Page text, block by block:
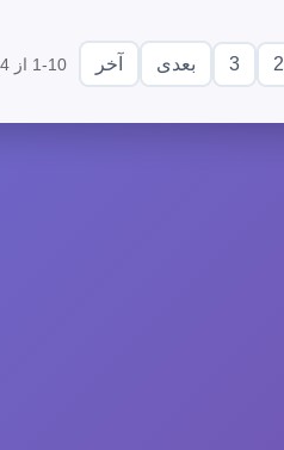
2
3 بعدی آخر 1-10 از 3424